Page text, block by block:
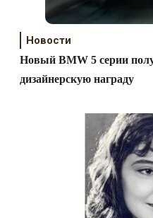
Новости
Новый BMW 5 серии
дизайнерскую награду